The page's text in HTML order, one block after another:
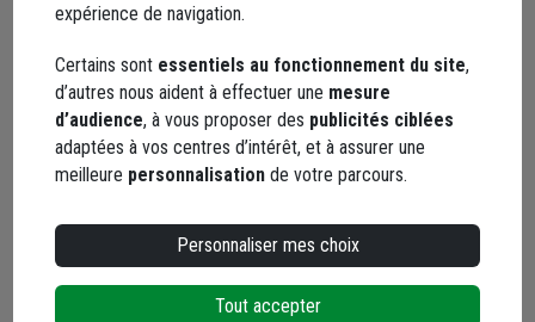
L'entretien est à réaliser dès les premiers signes d'usure du
saturateur. Après nettoyage, brossage ou léger égrenage,
appliquer une couche de saturateur opaque OPAQ SX.
Tous nos traitements du bois
expérience de navigation.
Certains sont essentiels au fonctionnement du site,
d’autres nous aident à effectuer une mesure
d’audience, à vous proposer des publicités ciblées
adaptées à vos centres d’intérêt, et à assurer une
meilleure personnalisation de votre parcours.
Personnaliser mes choix
Tout accepter